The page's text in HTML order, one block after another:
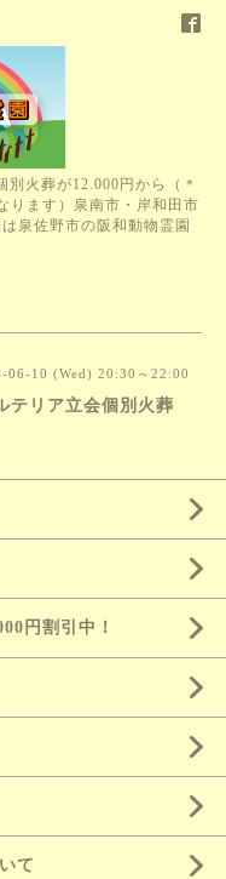
火葬が12.000円から（＊
ります）泉南市・岸和田市
泉佐野市の阪和動物霊園
10 (Wed) 20:30～22:00
テリア立会個別火葬
円割引中！
て